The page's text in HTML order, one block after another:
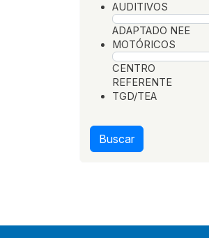
AUDITIVOS
ADAPTADO NEE
MOTÓRICOS
CENTRO
REFERENTE
TGD/TEA
Buscar